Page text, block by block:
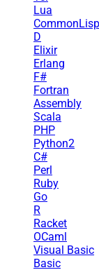
Lua
CommonLisp
D
Elixir
Erlang
F#
Fortran
Assembly
Scala
PHP
Python2
C#
Perl
Ruby
Go
R
Racket
OCaml
Visual Basic
Basic